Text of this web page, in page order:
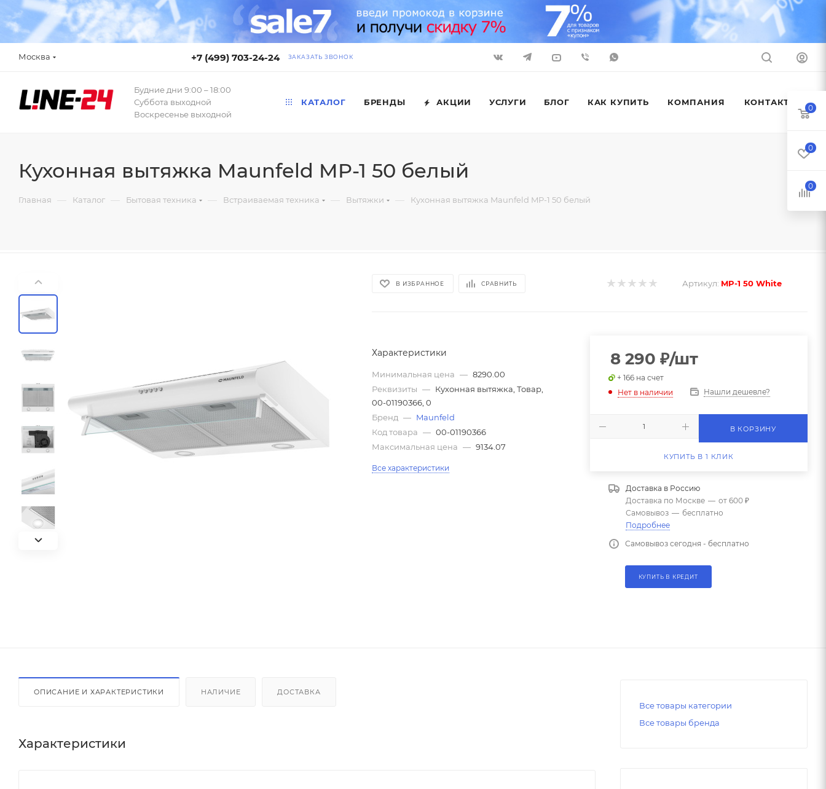
Москва +7 (499) 703-24-24 ЗАКАЗАТЬ ЗВОНОК
Будние дни 9:00 – 18:00
Суббота выходной
Воскресенье выходной
КАТАЛОГ БРЕНДЫ АКЦИИ УСЛУГИ БЛОГ КАК КУПИТЬ КОМПАНИЯ КОНТАКТЫ
Кухонная вытяжка Maunfeld MP-1 50 белый
Главная — Каталог — Бытовая техника — Встраиваемая техника — Вытяжки — Кухонная вытяжка Maunfeld MP-1 50 белый
В ИЗБРАННОЕ СРАВНИТЬ Артикул: MP-1 50 White
Характеристики
Минимальная цена — 8290.00
Реквизиты — Кухонная вытяжка, Товар,
00-01190366, 0
Бренд — Maunfeld
Код товара — 00-01190366
Максимальная цена — 9134.07
Все характеристики
8 290 ₽/шт
+ 166 на счет
Нет в наличии
Нашли дешевле?
В КОРЗИНУ
КУПИТЬ В 1 КЛИК
Доставка в Россию
Доставка по Москве — от 600 ₽
Самовывоз — бесплатно
Подробнее
Самовывоз сегодня - бесплатно
КУПИТЬ В КРЕДИТ
ОПИСАНИЕ И ХАРАКТЕРИСТИКИ НАЛИЧИЕ ДОСТАВКА
Характеристики
Все товары категории
Все товары бренда
0
0
0